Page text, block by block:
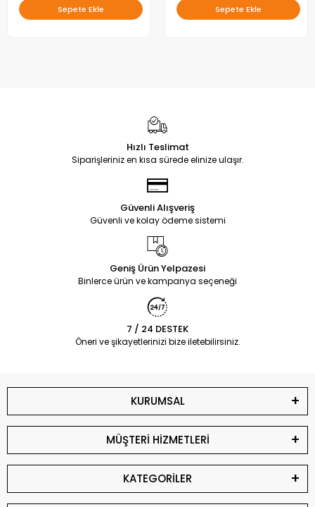
Sepete Ekle Sepete Ekle
Hızlı Teslimat
Siparişleriniz en kısa sürede elinize ulaşır.
Güvenli Alışveriş
Güvenli ve kolay ödeme sistemi
Geniş Ürün Yelpazesi
Binlerce ürün ve kampanya seçeneği
7 / 24 DESTEK
Öneri ve şikayetlerinizi bize iletebilirsiniz.
KURUMSAL
MÜŞTERİ HİZMETLERİ
KATEGORİLER